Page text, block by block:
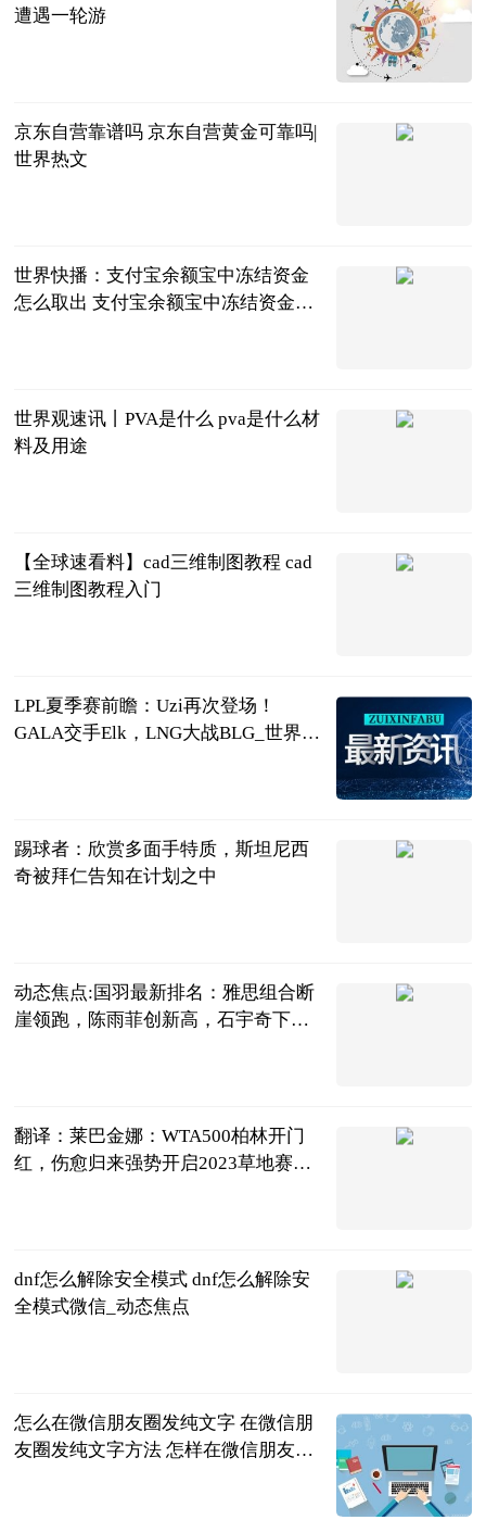
遭遇一轮游
京东自营靠谱吗 京东自营黄金可靠吗|
世界热文
世界快播：支付宝余额宝中冻结资金
怎么取出 支付宝余额宝中冻结资金取
世界观速讯丨PVA是什么 pva是什么材
料及用途
【全球速看料】cad三维制图教程 cad
三维制图教程入门
LPL夏季赛前瞻：Uzi再次登场！
GALA交手Elk，LNG大战BLG_世界快
踢球者：欣赏多面手特质，斯坦尼西
奇被拜仁告知在计划之中
动态焦点:国羽最新排名：雅思组合断
崖领跑，陈雨菲创新高，石宇奇下跌1
翻译：莱巴金娜：WTA500柏林开门
红，伤愈归来强势开启2023草地赛之
dnf怎么解除安全模式 dnf怎么解除安
全模式微信_动态焦点
怎么在微信朋友圈发纯文字 在微信朋
友圈发纯文字方法 怎样在微信朋友圈